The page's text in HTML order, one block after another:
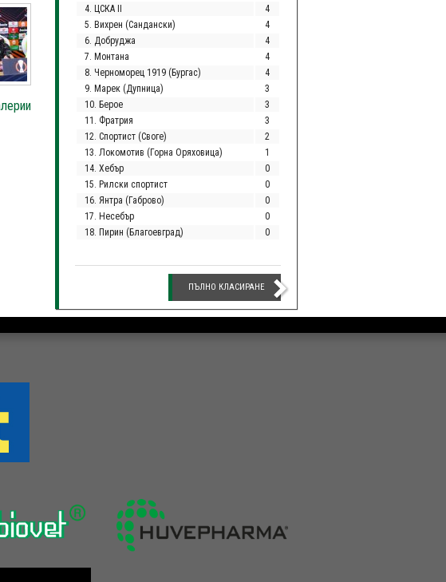
4. ЦСКА II
4
5. Вихрен (Сандански)
4
6. Добруджа
4
7. Монтана
4
8. Черноморец 1919 (Бургас)
4
9. Марек (Дупница)
3
10. Берое
3
11. Фратрия
3
12. Спортист (Своге)
2
13. Локомотив (Горна Оряховица)
1
14. Хебър
0
15. Рилски спортист
0
16. Янтра (Габрово)
0
17. Несебър
0
18. Пирин (Благоевград)
0
ПЪЛНО КЛАСИРАНЕ